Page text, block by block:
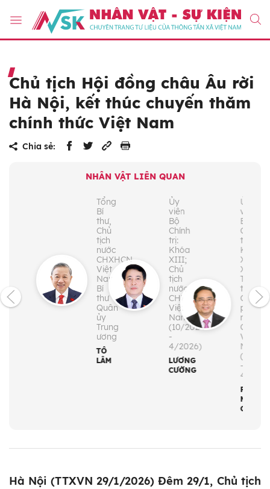
Chủ tịch Hội đồng châu Âu rời
Hà Nội, kết thúc chuyến thăm
chính thức Việt Nam
Chia sẻ:
NHÂN VẬT LIÊN QUAN
Tổng
Bí
thư,
Chủ
tịch
nước
CHXHCN
Việt
Nam;
Bí
thư
Quân
ủy
Trung
ương
TÔ
LÂM
Ủy
viên
Bộ
Chính
trị:
Khóa
XIII;
Chủ
tịch
nước
CHXHCN
Việt
Nam
(10/2024
-
4/2026)
LƯƠNG
CƯỜNG
Ủy
viên
Bộ
Chính
trị:
Khóa
XII,
XIII;
Thủ
tướng
Chính
phủ
nước
Việt
Nam
(4/
-
4/
PHẠM
MINH
CHÍNH
Hà Nội (TTXVN 29/1/2026) Đêm 29/1, Chủ tịch